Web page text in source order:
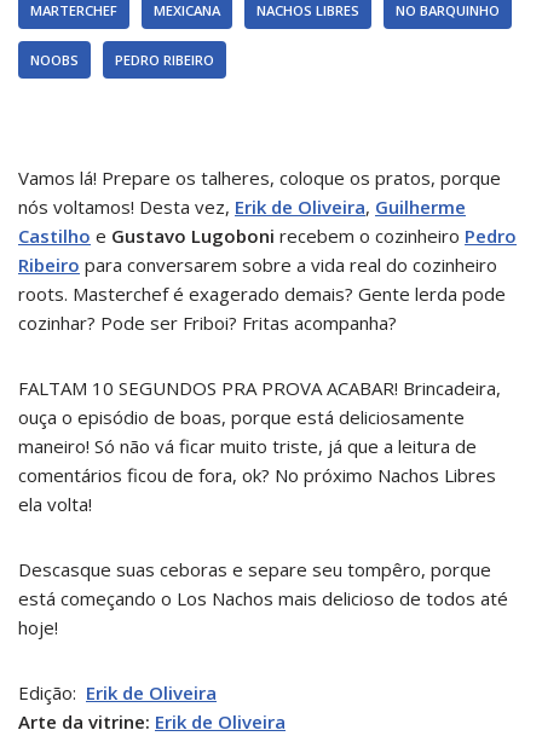
MARTERCHEF MEXICANA NACHOS LIBRES NO BARQUINHO
NOOBS PEDRO RIBEIRO
Vamos lá! Prepare os talheres, coloque os pratos, porque
nós voltamos! Desta vez, Erik de Oliveira, Guilherme
Castilho e Gustavo Lugoboni recebem o cozinheiro Pedro
Ribeiro para conversarem sobre a vida real do cozinheiro
roots. Masterchef é exagerado demais? Gente lerda pode
cozinhar? Pode ser Friboi? Fritas acompanha?
FALTAM 10 SEGUNDOS PRA PROVA ACABAR! Brincadeira,
ouça o episódio de boas, porque está deliciosamente
maneiro! Só não vá ficar muito triste, já que a leitura de
comentários ficou de fora, ok? No próximo Nachos Libres
ela volta!
Descasque suas ceboras e separe seu tompêro, porque
está começando o Los Nachos mais delicioso de todos até
hoje!
Edição: Erik de Oliveira
Arte da vitrine: Erik de Oliveira